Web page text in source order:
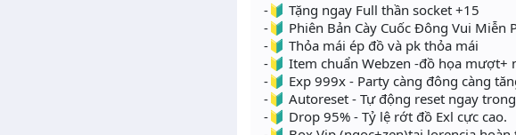
-🔰 Tặng ngay Full thần socket +15
-🔰 Phiên Bản Cày Cuốc Đông Vui Miễn
-🔰 Thỏa mái ép đồ và pk thỏa mái
-🔰 Item chuẩn Webzen -đồ họa mượt+
-🔰 Exp 999x - Party càng đông càng
-🔰 Autoreset - Tự động reset ngay
-🔰 Drop 95% - Tỷ lệ rớt đồ Exl cực cao.